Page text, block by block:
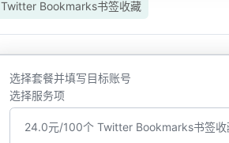
Twitter Bookmarks书签收藏
选择套餐并填写目标账号
选择服务项